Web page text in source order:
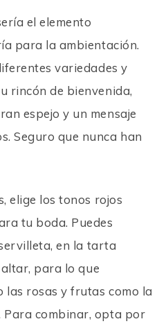
el elemento
para la ambientación.
variedades y
rincón de bienvenida,
espejo y un mensaje
Seguro que nunca han
elige los tonos rojos
tu boda. Puedes
en la tarta
para lo que
las rosas y frutas como la
Para combinar, opta por